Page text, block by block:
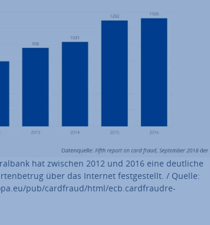
hat zwischen 2012 und 2016 eine deutliche
über das Internet fest­ge­stellt. / Quelle:
pub/cardfraud/html/ecb.card­fraud­re­